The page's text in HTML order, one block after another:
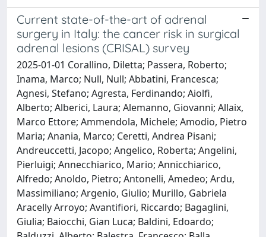
Current state-of-the-art of adrenal
surgery in Italy: the cancer risk in surgical
adrenal lesions (CRISAL) survey
2025-01-01 Corallino, Diletta; Passera, Roberto;
Inama, Marco; Null, Null; Abbatini, Francesca;
Agnesi, Stefano; Agresta, Ferdinando; Aiolfi,
Alberto; Alberici, Laura; Alemanno, Giovanni; Allaix,
Marco Ettore; Ammendola, Michele; Amodio, Pietro
Maria; Anania, Marco; Ceretti, Andrea Pisani;
Andreuccetti, Jacopo; Angelico, Roberta; Angelini,
Pierluigi; Annecchiarico, Mario; Annicchiarico,
Alfredo; Anoldo, Pietro; Antonelli, Amedeo; Ardu,
Massimiliano; Argenio, Giulio; Murillo, Gabriela
Aracelly Arroyo; Avantifiori, Riccardo; Bagaglini,
Giulia; Baiocchi, Gian Luca; Baldini, Edoardo;